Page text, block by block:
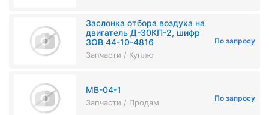
Заслонка отбора воздуха на
двигатель Д-30КП-2, шифр
ЗОВ 44-10-4816
Запчасти / Куплю
По запросу
МВ-04-1
Запчасти / Продам По запросу